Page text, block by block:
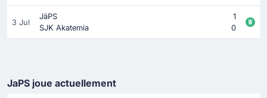
3 Jul
JäPS
1
SJK Akatemia
0
JaPS joue actuellement